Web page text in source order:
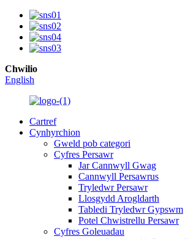
Chwilio
English
Cartref
Cynhyrchion
Gweld pob categori
Cyfres Persawr
Jar Cannwyll Gwag
Cannwyll Persawrus
Tryledwr Persawr
Llosgydd Arogldarth
Tabledi Tryledwr Gypswm
Potel Chwistrellu Persawr
Cyfres Goleuadau